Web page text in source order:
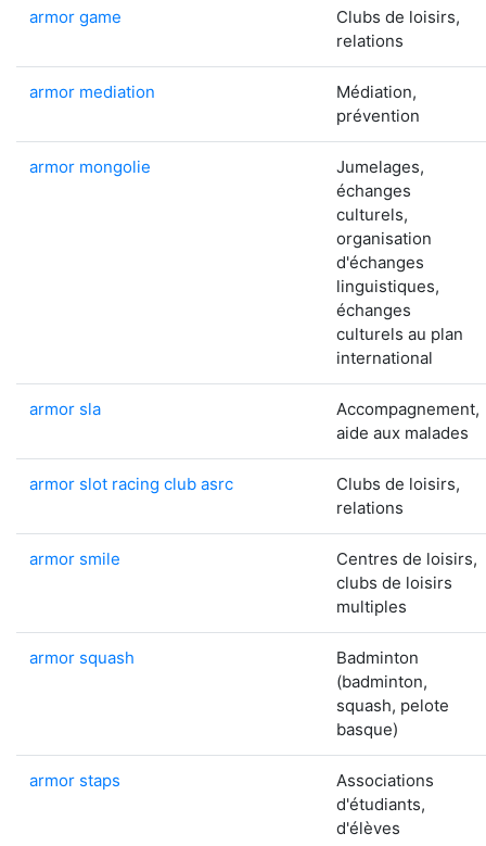
armor game
Clubs de loisirs,
relations
armor mediation
Médiation,
prévention
armor mongolie
Jumelages,
échanges
culturels,
organisation
d'échanges
linguistiques,
échanges
culturels au plan
international
armor sla
Accompagnement,
aide aux malades
armor slot racing club asrc
Clubs de loisirs,
relations
armor smile
Centres de loisirs,
clubs de loisirs
multiples
armor squash
Badminton
(badminton,
squash, pelote
basque)
armor staps
Associations
d'étudiants,
d'élèves